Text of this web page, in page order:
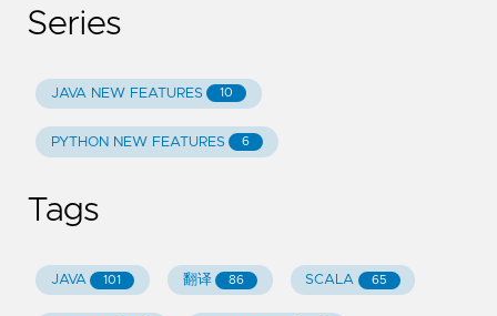
Series
JAVA NEW FEATURES 10
PYTHON NEW FEATURES 6
Tags
JAVA 101 翻译 86 SCALA 65